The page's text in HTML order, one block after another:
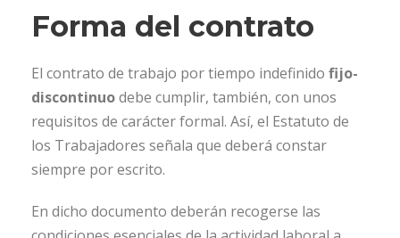
Forma del contrato
El contrato de trabajo por tiempo indefinido fijo-
discontinuodebe cumplir, también, con unos
requisitos de carácter formal. Así, el Estatuto de
los Trabajadores señala que deberá constar
siempre por escrito.
En dicho documento deberán recogerse las